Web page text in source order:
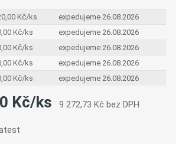
Kč/ks
expedujeme 26.08.2026
Kč/ks
expedujeme 26.08.2026
Kč/ks
expedujeme 26.08.2026
Kč/ks
expedujeme 26.08.2026
Kč/ks expedujeme 26.08.2026
Kč/ks 9 272,73 Kč bez DPH